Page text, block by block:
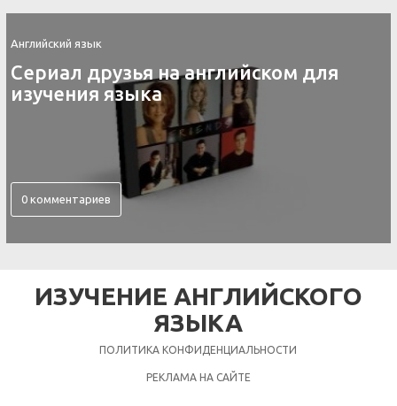
Английский язык
Контакты скайп для изучения
английского языка
0 комментариев
ИЗУЧЕНИЕ АНГЛИЙСКОГО
ЯЗЫКА
ПОЛИТИКА КОНФИДЕНЦИАЛЬНОСТИ
РЕКЛАМА НА САЙТЕ